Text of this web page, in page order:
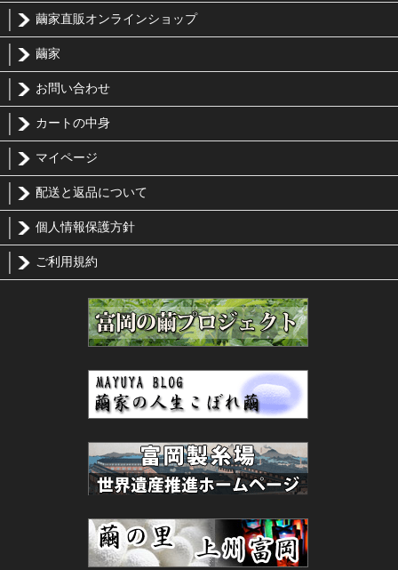
繭家直販オンラインショップ
繭家
お問い合わせ
カートの中身
マイページ
配送と返品について
個人情報保護方針
ご利用規約